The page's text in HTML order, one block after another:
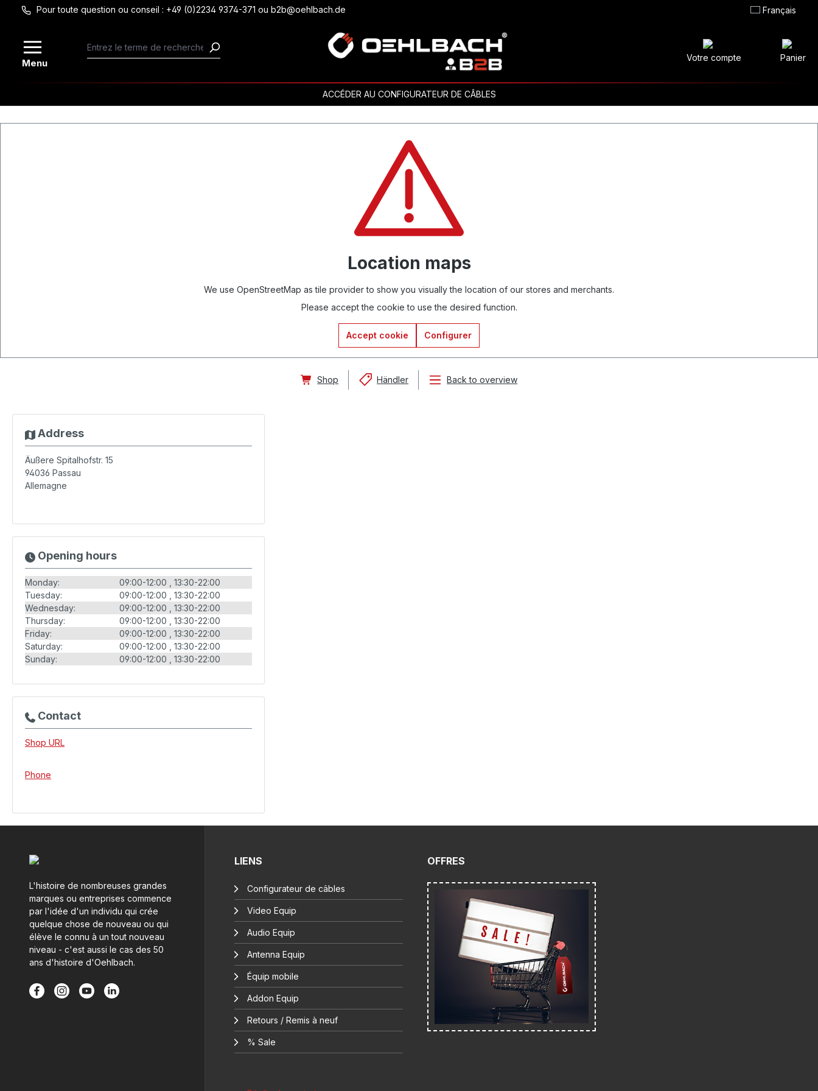
Passer au contenu principal
Pour toute question ou conseil : +49 (0)2234 9374-371 ou b2b@oehlbach.de Français
Menu Votre compte Panier
ACCÉDER AU CONFIGURATEUR DE CÂBLES
Location maps
We use OpenStreetMap as tile provider to show you visually the location of our stores and merchants.
Please accept the cookie to use the desired function.
Accept cookie Configurer
Shop Händler Back to overview
Address
Äußere Spitalhofstr. 15
94036 Passau
Allemagne
Opening hours
Monday: 09:00-12:00
13:30-22:00
Tuesday:
09:00-12:00
13:30-22:00
Wednesday:
09:00-12:00
13:30-22:00
Thursday:
09:00-12:00
13:30-22:00
Friday:
09:00-12:00
13:30-22:00
Saturday:
09:00-12:00
13:30-22:00
Sunday:
09:00-12:00 13:30-22:00
Contact
Shop URL
Phone
L'histoire de nombreuses grandes
marques ou entreprises commence
par l'idée d'un individu qui crée
quelque chose de nouveau ou qui
élève le connu à un tout nouveau
niveau - c'est aussi le cas des 50
ans d'histoire d'Oehlbach.
LIENS
Configurateur de câbles
Video Equip
Audio Equip
Antenna Equip
Équip mobile
Addon Equip
Retours / Remis à neuf
% Sale
OFFRES